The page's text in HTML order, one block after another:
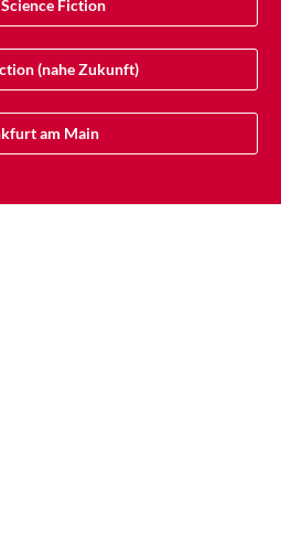
Fiction
(nahe Zukunft)
am Main